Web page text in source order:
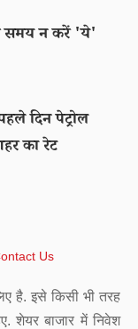
समय न करें 'ये'
दिन पेट्रोल
का रेट
Us
है. इसे किसी भी तरह
शेयर बाजार में निवेश